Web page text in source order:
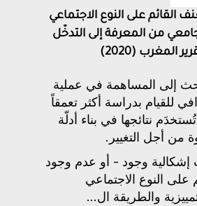
القائم على النوع الاجتماعي
من المعرفة إلى التدخّل
المغرب (2020)
إلى المساهمة في عملية
للقيام بدراسة أكثر تعمقاً
نتائجها في بناء أدلّة
من أجل التغيير.
وجود - أو عدم وجود
على النوع الاجتماعي
والطريقة ال...